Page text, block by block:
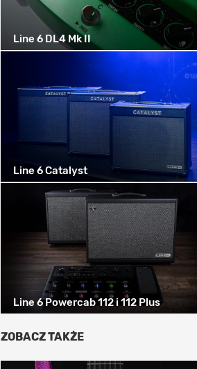
Line 6 DL4 Mk II
Line 6 Catalyst
Line 6 Powercab 112 i 112 Plus
ZOBACZ TAKŻE